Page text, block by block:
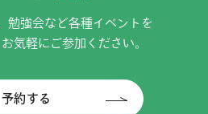
勉強会など各種イベントを
気軽にご参加ください。
予約する